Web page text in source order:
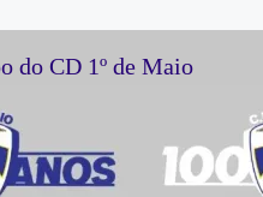
do CD 1º de Maio